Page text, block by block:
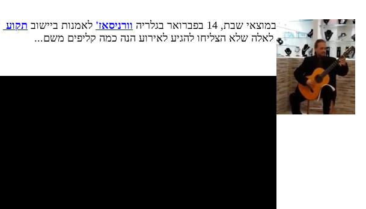
במוצאי שבת, 14 בפברואר בגלריה וורניסאז' לאמנות ביישוב תקוע
לאלה שלא הצליחו להגיע לאירוע הנה כמה קליפים משם...